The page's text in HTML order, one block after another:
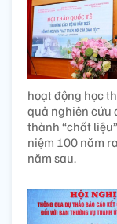
hoạt động học
quả nghiên cứu
thành “chất
niệm 100 năm
năm sau.